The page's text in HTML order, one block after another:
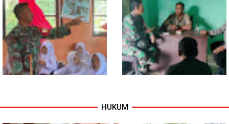
Program TNI AD Manunggal Air
Masuki Tahap Pendirian Tower
Polytank di Simpang Kiri
Sentuhan Akhir Jembatan
Garuda Dikebut, Kodim 0118
Optimistis Tepat Waktu
Babinsa dan Bhabinkamtibmas
HUKUM